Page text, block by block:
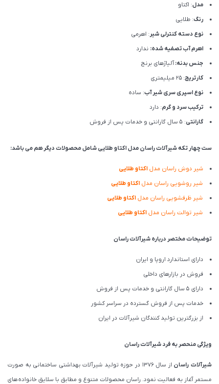
مدل: اکتاو
رنگ: طلایی
نوع دسته کنترلی شیر: اهرمی
اهرم آب تصفیه شده: ندارد
جنس بدنه:آلیاژهای برنج
کارتریج: 25 میلیمتری
نوع اسپری سری شیر آب: ساده
ترکیب سرد و گرم: دارد
گارانتی: 5 سال گارانتی و خدمات پس از فروش
ست چهار تکه شیرآلات راسان مدل اکتاو طلایی شامل محصولات دیگر هم می باشد:
شیر دوش راسان مدل اکتاو طلایی
شیر روشویی راسان مدل اکتاو طلایی
شیر ظرفشویی راسان مدل اکتاو طلایی
شیر توالت راسان مدل اکتاو طلایی
توضیحات مختصر درباره شیرآلات راسان
دارای استاندارد اروپا و ایران
فروش در بازارهای داخلی
دارای 5 سال گارانتی و خدمات پس از فروش
خدمات پس از فروش گسترده در سراسر کشور
از بزرگترین تولید کنندگان شیرآلات در ایران
ویژگی منحصر به فرد شیرآلات راسان
شیرآلات راسان
از سال 1376 در حوزه تولید شیرآلات بهداشتی ساختمانی به صورت
مستمر آغاز به فعالیت نمود. راسان محصولات متنوع و مطابق با سلایق خانواده های